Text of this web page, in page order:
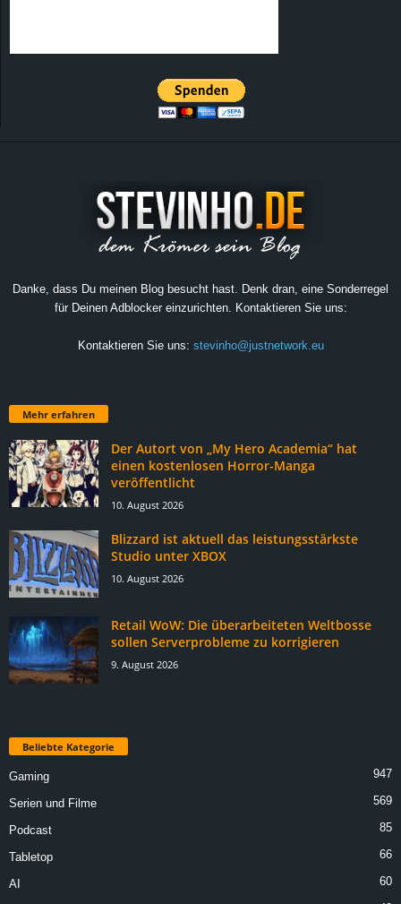
Danke, dass Du meinen Blog besucht hast. Denk dran, eine Sonderregel
für Deinen Adblocker einzurichten. Kontaktieren Sie uns:
Kontaktieren Sie uns: stevinho@justnetwork.eu
Mehr erfahren
Der Autort von „My Hero Academia“ hat
einen kostenlosen Horror-Manga
veröffentlicht
10. August 2026
Blizzard ist aktuell das leistungsstärkste
Studio unter XBOX
10. August 2026
Retail WoW: Die überarbeiteten Weltbosse
sollen Serverprobleme zu korrigieren
9. August 2026
Beliebte Kategorie
Gaming 947
Serien und Filme 569
Podcast 85
Tabletop 66
AI
60